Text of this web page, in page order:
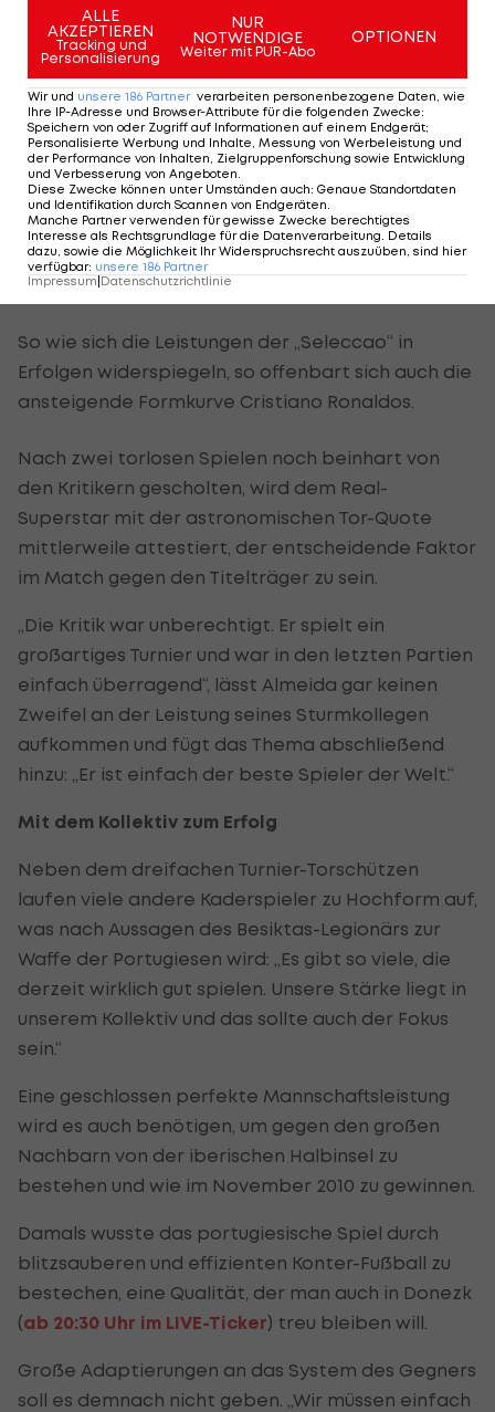
dominiert. Eine Entwicklung, die auch Almeida
nicht verborgen blieb:
“Im Nationalteam ist es immer so, dass man nicht
viel Zeit zu trainieren hat, weil auch alle nach
einer langen Saison gezeichnet sind. Aber je
länger das Turnier dauert, desto besser sind wir
eingespielt, funktionieren als Mannschaft und
zeigen das auch auf dem Feld.“
“Der Beste der Welt”
So wie sich die Leistungen der „Seleccao“ in
Erfolgen widerspiegeln, so offenbart sich auch die
ansteigende Formkurve Cristiano Ronaldos.
Nach zwei torlosen Spielen noch beinhart von
den Kritikern gescholten, wird dem Real-
Superstar mit der astronomischen Tor-Quote
mittlerweile attestiert, der entscheidende Faktor
im Match gegen den Titelträger zu sein.
„Die Kritik war unberechtigt. Er spielt ein
großartiges Turnier und war in den letzten Partien
einfach überragend“, lässt Almeida gar keinen
Zweifel an der Leistung seines Sturmkollegen
aufkommen und fügt das Thema abschließend
hinzu: „Er ist einfach der beste Spieler der Welt.“
Mit dem Kollektiv zum Erfolg
Neben dem dreifachen Turnier-Torschützen
laufen viele andere Kaderspieler zu Hochform auf,
was nach Aussagen des Besiktas-Legionärs zur
Waffe der Portugiesen wird: „Es gibt so viele, die
derzeit wirklich gut spielen. Unsere Stärke liegt in
unserem Kollektiv und das sollte auch der Fokus
sein.“
Eine geschlossen perfekte Mannschaftsleistung
wird es auch benötigen, um gegen den großen
Nachbarn von der iberischen Halbinsel zu
bestehen und wie im November 2010 zu gewinnen.
Damals wusste das portugiesische Spiel durch
blitzsauberen und effizienten Konter-Fußball zu
bestechen, eine Qualität, der man auch in Donezk
(ab 20:30 Uhr im LIVE-Ticker) treu bleiben will.
Große Adaptierungen an das System des Gegners
soll es demnach nicht geben. „Wir müssen einfach
ALLE
AKZEPTIEREN
Tracking und
Personalisierung
NUR
NOTWENDIGE
Weiter mit PUR-Abo
OPTIONEN
Wir und unsere 186 Partner verarbeiten personenbezogene Daten, wie
Ihre IP-Adresse und Browser-Attribute für die folgenden Zwecke:
Speichern von oder Zugriff auf Informationen auf einem Endgerät;
Personalisierte Werbung und Inhalte, Messung von Werbeleistung und
der Performance von Inhalten, Zielgruppenforschung sowie Entwicklung
und Verbesserung von Angeboten
Diese Zwecke können unter Umständen auch: Genaue Standortdaten
und Identifikation durch Scannen von Endgeräten
Manche Partner verwenden für gewisse Zwecke berechtigtes
Interesse als Rechtsgrundlage für die Datenverarbeitung. Details
dazu, sowie die Möglichkeit Ihr Widerspruchsrecht auszuüben, sind hier
verfügbar: unsere 186 Partner
Impressum|Datenschutzrichtlinie